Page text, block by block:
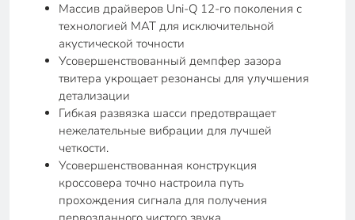
Массив драйверов Uni-Q 12-го поколения с
технологией MAT для исключительной
акустической точности
Усовершенствованный демпфер зазора
твитера укрощает резонансы для улучшения
детализации
Гибкая развязка шасси предотвращает
нежелательные вибрации для лучшей
четкости.
Усовершенствованная конструкция
кроссовера точно настроила путь
прохождения сигнала для получения